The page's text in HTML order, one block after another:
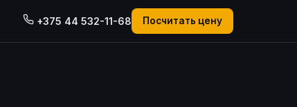
+375 44 532-11-68 Посчитать цену